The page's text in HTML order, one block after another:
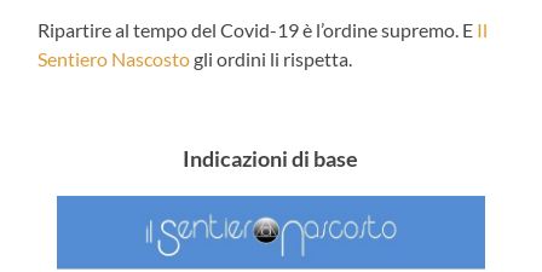
Ripartire al tempo del Covid-19 è l’ordine supremo. E Il
Sentiero Nascostogli ordini li rispetta.
Indicazioni di base